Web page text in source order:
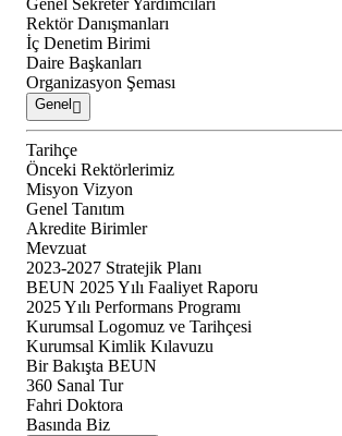
Genel Sekreter Yardımcıları
Rektör Danışmanları
İç Denetim Birimi
Daire Başkanları
Organizasyon Şeması
Genel
Tarihçe
Önceki Rektörlerimiz
Misyon Vizyon
Genel Tanıtım
Akredite Birimler
Mevzuat
2023-2027 Stratejik Planı
BEUN 2025 Yılı Faaliyet Raporu
2025 Yılı Performans Programı
Kurumsal Logomuz ve Tarihçesi
Kurumsal Kimlik Kılavuzu
Bir Bakışta BEUN
360 Sanal Tur
Fahri Doktora
Basında Biz